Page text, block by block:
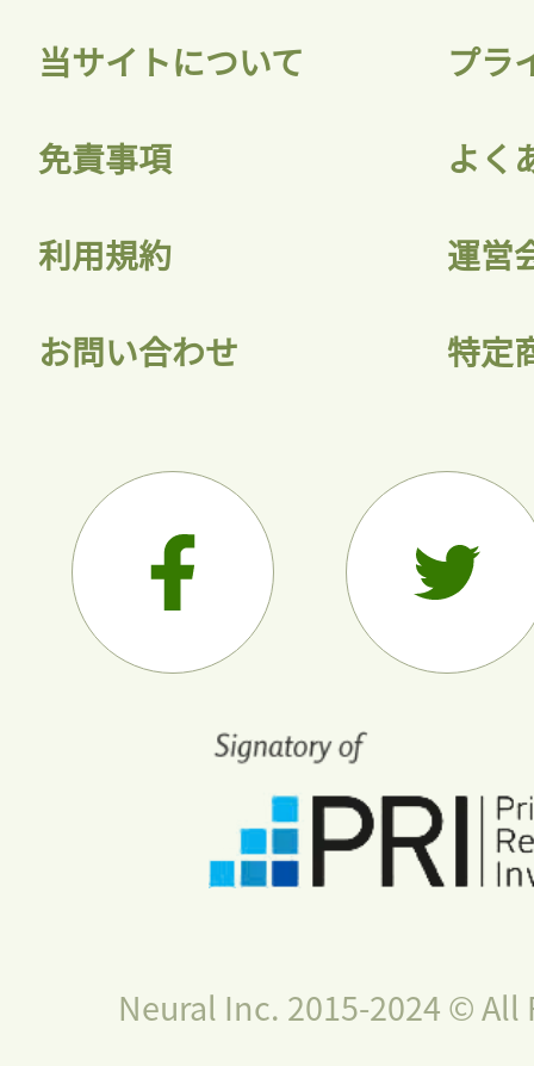
当サイトについて プラ
免責事項 よく
利用規約 運営
お問い合わせ 特定
Neural Inc. 2015-2024 © All